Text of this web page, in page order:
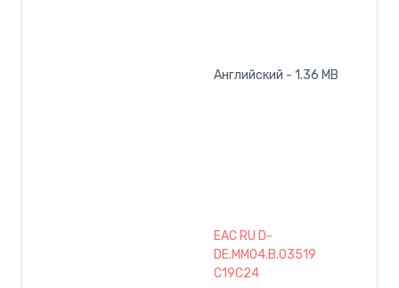
Английский - 1.36 MB
EAC RU D-
DE.MM04.B.03519
C19C24